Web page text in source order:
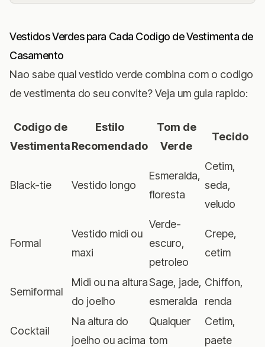
Vestidos Verdes para Cada Codigo de Vestimenta de
Casamento
Nao sabe qual vestido verde combina com o codigo
de vestimenta do seu convite? Veja um guia rapido:
Codigo de
Vestimenta
Estilo
Recomendado
Tom de
Verde
Tecido
Black-tie Vestido longo
Esmeralda,
floresta
Cetim,
seda,
veludo
Formal
Vestido midi ou
maxi
Verde-
escuro,
petroleo
Crepe,
cetim
Semiformal
Midi ou na altura
do joelho
Sage, jade,
esmeralda
Chiffon,
renda
Cocktail
Na altura do
joelho ou acima
Qualquer
tom
Cetim,
paete